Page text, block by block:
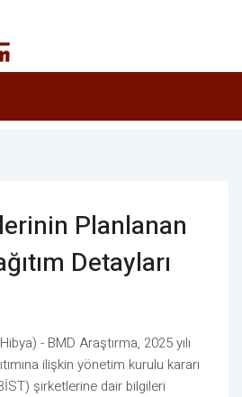
Planlanan
Detayları
- BMD Araştırma, 2025 yılı
ilişkin yönetim kurulu kararı
şirketlerine dair bilgileri